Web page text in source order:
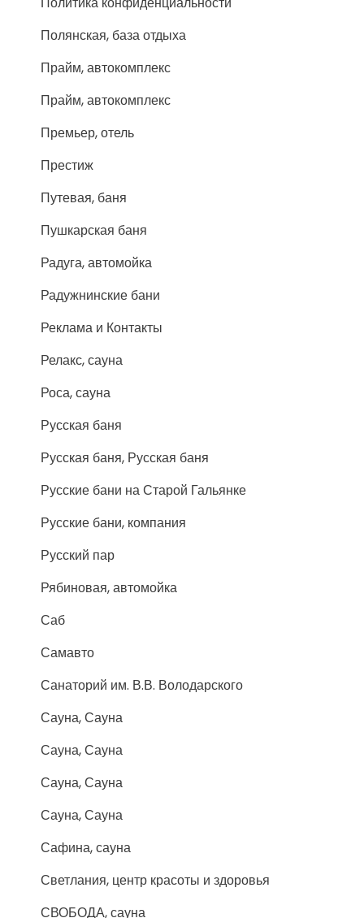
Полянская, база отдыха
Прайм, автокомплекс
Прайм, автокомплекс
Премьер, отель
Престиж
Путевая, баня
Пушкарская баня
Радуга, автомойка
Радужнинские бани
Реклама и Контакты
Релакс, сауна
Роса, сауна
Русская баня
Русская баня, Русская баня
Русские бани на Старой Гальянке
Русские бани, компания
Русский пар
Рябиновая, автомойка
Саб
Самавто
Санаторий им. В.В. Володарского
Сауна, Сауна
Сауна, Сауна
Сауна, Сауна
Сауна, Сауна
Сафина, сауна
Светлания, центр красоты и здоровья
СВОБОДА, сауна